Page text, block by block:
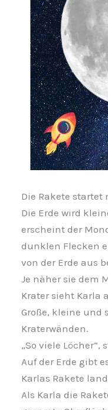
Die Rakete
Die Erde wird
erscheint der
dunklen Flecken
von der Erde aus
Je näher sie dem
Krater sieht Karla
Große, kleine und
Kraterwänden.
„So viele Löcher“,
Auf der Erde gibt
Karlas Rakete
Als Karla die